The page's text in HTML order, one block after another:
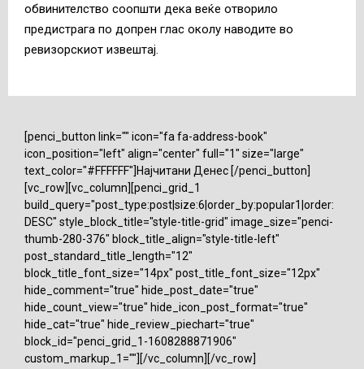
обвинителство соопшти дека веќе отворило
предистрага по допрен глас околу наводите во
ревизорскиот извештај.
[penci_button link="" icon="fa fa-address-book"
icon_position="left" align="center" full="1" size="large"
text_color="#FFFFFF"]Најчитани Денес [/penci_button]
[vc_row][vc_column][penci_grid_1
build_query="post_type:post|size:6|order_by:popular1|order:
DESC" style_block_title="style-title-grid" image_size="penci-
thumb-280-376" block_title_align="style-title-left"
post_standard_title_length="12"
block_title_font_size="14px" post_title_font_size="12px"
hide_comment="true" hide_post_date="true"
hide_count_view="true" hide_icon_post_format="true"
hide_cat="true" hide_review_piechart="true"
block_id="penci_grid_1-1608288871906"
custom_markup_1=""][/vc_column][/vc_row]